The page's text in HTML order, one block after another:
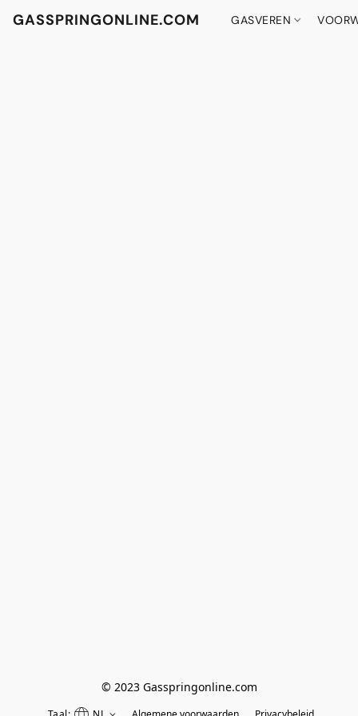
GASSPRINGONLINE.COM GASVEREN
© 2023 Gasspringonline.com